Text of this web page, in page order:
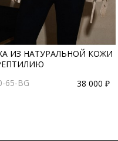
ИЗ НАТУРАЛЬНОЙ КОЖИ
65-BG
38 000 ₽